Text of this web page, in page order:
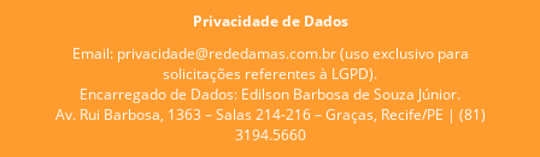
Privacidade de Dados
Email: privacidade@rededamas.com.br(uso exclusivo para
solicitações referentes à LGPD).
Encarregado de Dados: Edilson Barbosa de Souza Júnior.
Av. Rui Barbosa, 1363 – Salas 214-216 – Graças, Recife/PE | (81)
3194.5660